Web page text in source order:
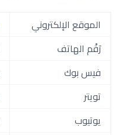
الموقع الإلكتروني
رَقْم الهاتف
فيس بوك
تويتر
يوتيوب